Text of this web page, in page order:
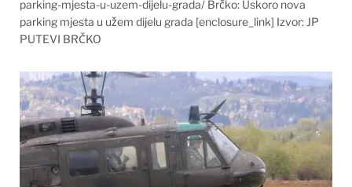
parking-mjesta-u-uzem-dijelu-grada/ Brčko: Uskoro nova
parking mjesta u užem dijelu grada [enclosure_link] Izvor: JP
PUTEVI BRČKO